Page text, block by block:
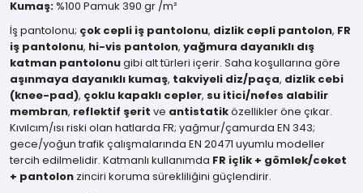
Kumaş: %100 Pamuk 390 gr /m²
İş pantolonu; çok cepli iş pantolonu, dizlik cepli pantolon, FR
iş pantolonu, hi-vis pantolon, yağmura dayanıklı dış
katman pantolonu gibi alt türleri içerir. Saha koşullarına göre
aşınmaya dayanıklı kumaş, takviyeli diz/paça, dizlik cebi
(knee-pad), çoklu kapaklı cepler, su itici/nefes alabilir
membran, reflektif şerit ve antistatik özellikler öne çıkar.
Kıvılcım/ısı riski olan hatlarda FR; yağmur/çamurda EN 343;
gece/yoğun trafik çalışmalarında EN 20471 uyumlu modeller
tercih edilmelidir. Katmanlı kullanımda FR içlik + gömlek/ceket
+ pantolon zinciri koruma sürekliliğini güçlendirir.